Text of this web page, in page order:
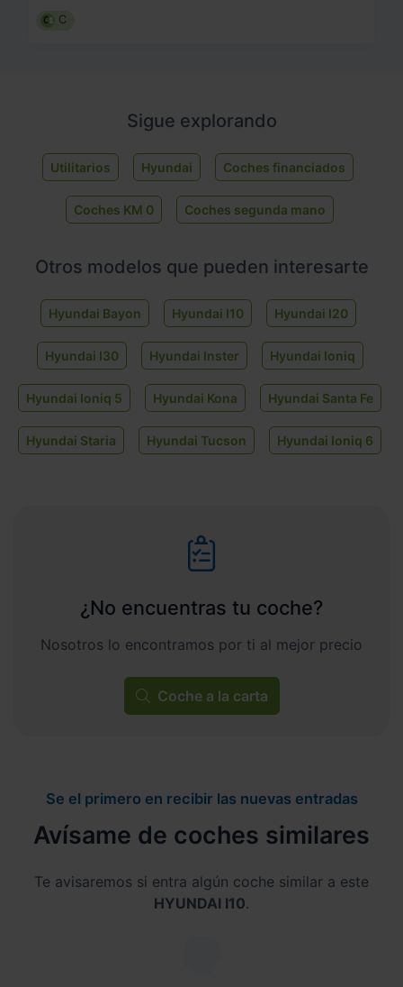
C
Sigue explorando
Utilitarios Hyundai Coches financiados
Coches KM 0 Coches segunda mano
Otros modelos que pueden interesarte
Hyundai Bayon Hyundai I10 Hyundai I20
Hyundai I30 Hyundai Inster Hyundai Ioniq
Hyundai Ioniq 5 Hyundai Kona Hyundai Santa Fe
Hyundai Staria Hyundai Tucson Hyundai Ioniq 6
¿No encuentras tu coche?
Nosotros lo encontramos por ti al mejor precio
Coche a la carta
Se el primero en recibir las nuevas entradas
Avísame de coches similares
Te avisaremos si entra algún coche similar a este
HYUNDAI I10.